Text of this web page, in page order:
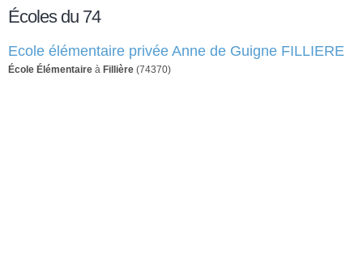
Écoles du 74
Ecole élémentaire privée Anne de Guigne FILLIERE
École Élémentaire à Fillière (74370)